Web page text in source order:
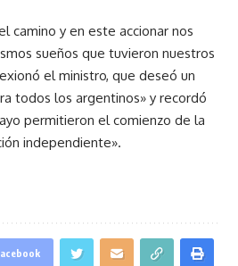
camino y en este accionar nos
sueños que tuvieron nuestros
el ministro, que deseó un
todos los argentinos» y recordó
permitieron el comienzo de la
independiente».